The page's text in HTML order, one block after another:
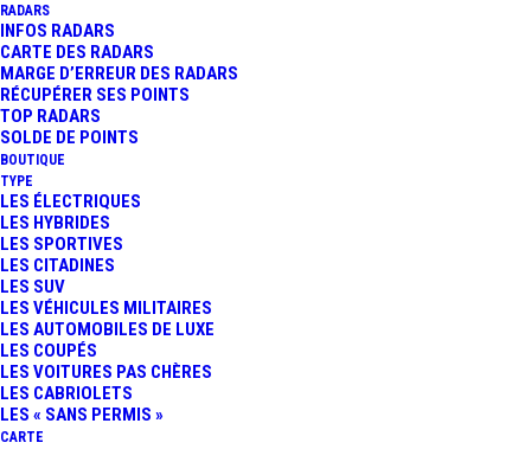
RADARS
INFOS RADARS
CARTE DES RADARS
MARGE D’ERREUR DES RADARS
RÉCUPÉRER SES POINTS
TOP RADARS
SOLDE DE POINTS
BOUTIQUE
TYPE
LES ÉLECTRIQUES
LES HYBRIDES
LES SPORTIVES
LES CITADINES
LES SUV
LES VÉHICULES MILITAIRES
LES AUTOMOBILES DE LUXE
LES COUPÉS
LES VOITURES PAS CHÈRES
LES CABRIOLETS
LES « SANS PERMIS »
CARTE
11 février 2025
VOITURES
ÉLECTRIQUES : 5,1
MILLIARDS DE DOLLARS
DE PERTE POUR FORD
EN 2024